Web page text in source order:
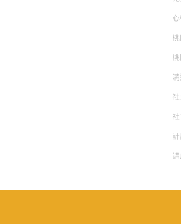
溝
講